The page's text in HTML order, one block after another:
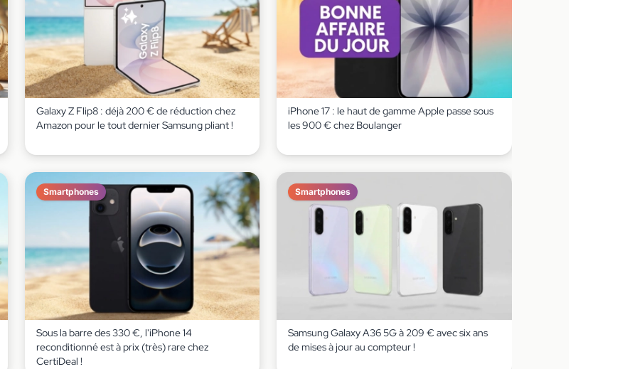
Galaxy Z Flip8 : déjà 200 € de réduction chez
Amazon pour le tout dernier Samsung pliant !
iPhone 17 : le haut de gamme Apple passe sous
les 900 € chez Boulanger
Smartphones
Sous la barre des 330 €, l'iPhone 14
reconditionné est à prix (très) rare chez
CertiDeal !
Smartphones
Samsung Galaxy A36 5G à 209 € avec six ans
de mises à jour au compteur !